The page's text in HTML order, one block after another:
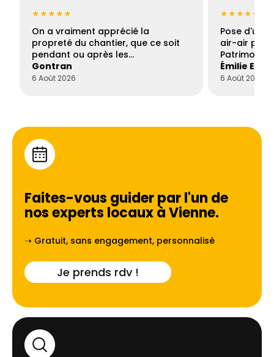
★★★★★
On a vraiment apprécié la
propreté du chantier, que ce soit
pendant ou après les…
Gontran
6 Août 2026
★★★★★
Pose d'une
air-air par
Patrimoine
Émilie
6 Août 2026
Faites-vous guider par l'un de
nos experts locaux àVienne.
➝ Gratuit, sans engagement, personnalisé
Je prends rdv !